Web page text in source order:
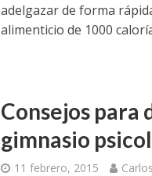
adelgazar de forma
alimenticio de 1000
Consejos para
gimnasio
11 febrero, 2015